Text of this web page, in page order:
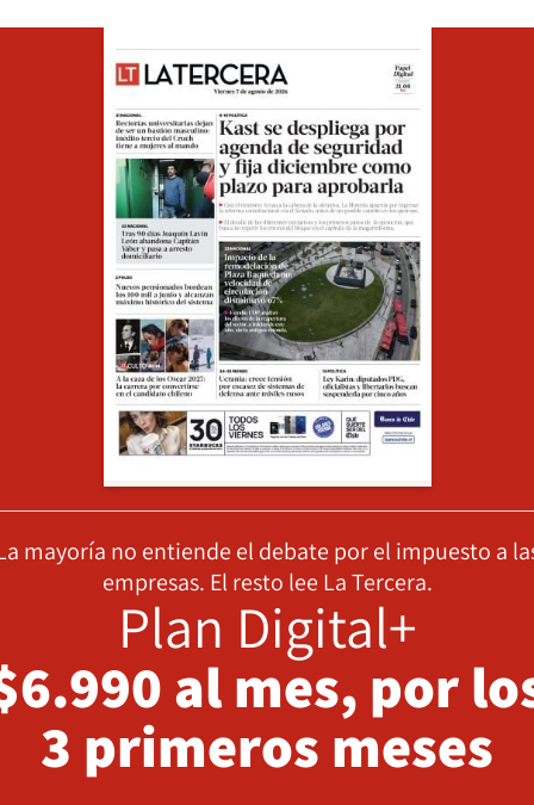
mayoría no entiende el debate por el impuesto a
empresas. El resto lee La Tercera.
Plan Digital+
al mes, por
3 primeros meses